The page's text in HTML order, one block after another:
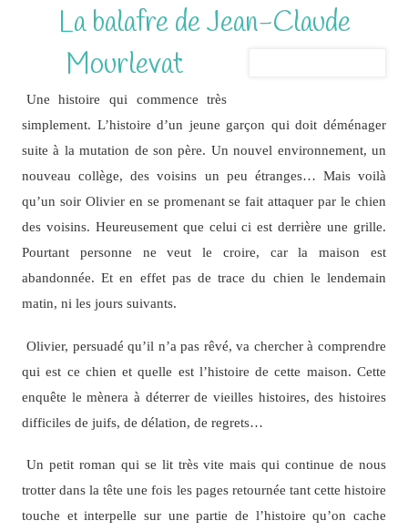
La balafre de Jean-Claude
Mourlevat
Une histoire qui commence très
simplement. L’histoire d’un jeune garçon qui doit déménager
suite à la mutation de son père. Un nouvel environnement, un
nouveau collège, des voisins un peu étranges… Mais voilà
qu’un soir Olivier en se promenant se fait attaquer par le chien
des voisins. Heureusement que celui ci est derrière une grille.
Pourtant personne ne veut le croire, car la maison est
abandonnée. Et en effet pas de trace du chien le lendemain
matin, ni les jours suivants.
Olivier, persuadé qu’il n’a pas rêvé, va chercher à comprendre
qui est ce chien et quelle est l’histoire de cette maison. Cette
enquête le mènera à déterrer de vieilles histoires, des histoires
difficiles de juifs, de délation, de regrets…
Un petit roman qui se lit très vite mais qui continue de nous
trotter dans la tête une fois les pages retournée tant cette histoire
touche et interpelle sur une partie de l’histoire qu’on cache